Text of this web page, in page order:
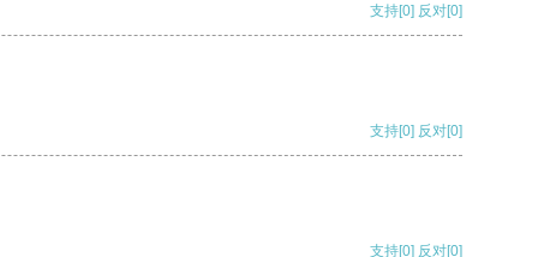
支持[0] 反对[0]
支持[0] 反对[0]
支持[0] 反对[0]